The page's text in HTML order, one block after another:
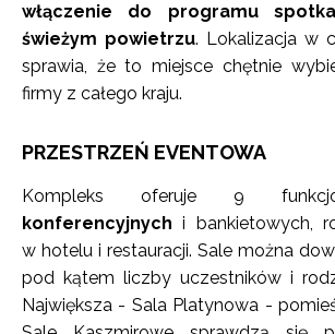
włączenie do programu
świeżym powietrzu. Lokalizacja w
sprawia, że to miejsce chętnie
firmy z całego kraju.
PRZESTRZEŃ EVENTOWA
Kompleks oferuje 9
konferencyjnych i bankietowych,
w hotelu i restauracji. Sale można
pod kątem liczby uczestników i
Największa - Sala Platynowa -